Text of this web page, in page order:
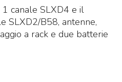
canale SLXD4 e il
SLXD2/B58, antenne,
a rack e due batterie